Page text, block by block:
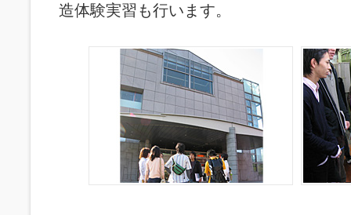
造体験実習も行います。